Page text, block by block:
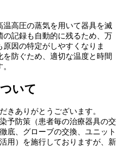
温高圧の蒸気を用いて器具を滅
の記録も自動的に残るため、万
因の特定がしやすくなりま
防ぐため、適切な温度と時間
いて
きありがとうございます。
予防策（患者毎の治療器具の交
底、グローブの交換、ユニット
用）を施行しておりますが、新